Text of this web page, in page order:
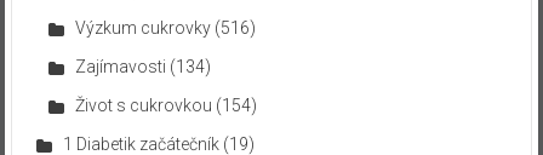
Výzkum cukrovky(516)
Zajímavosti (134)
Život s cukrovkou (154)
1 Diabetik začátečník(19)